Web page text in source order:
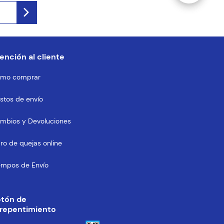
al cliente
comprar
de envío
y Devoluciones
de quejas online
de Envío
de